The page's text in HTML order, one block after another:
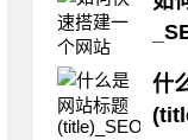
网络
在
息都
请
右
今
跟
站，
什